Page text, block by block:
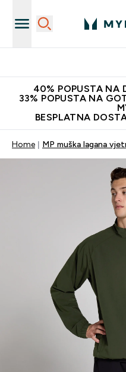
40% POPUSTA NA
33% POPUSTA NA
BESPLATNA
Home MP muška lagana